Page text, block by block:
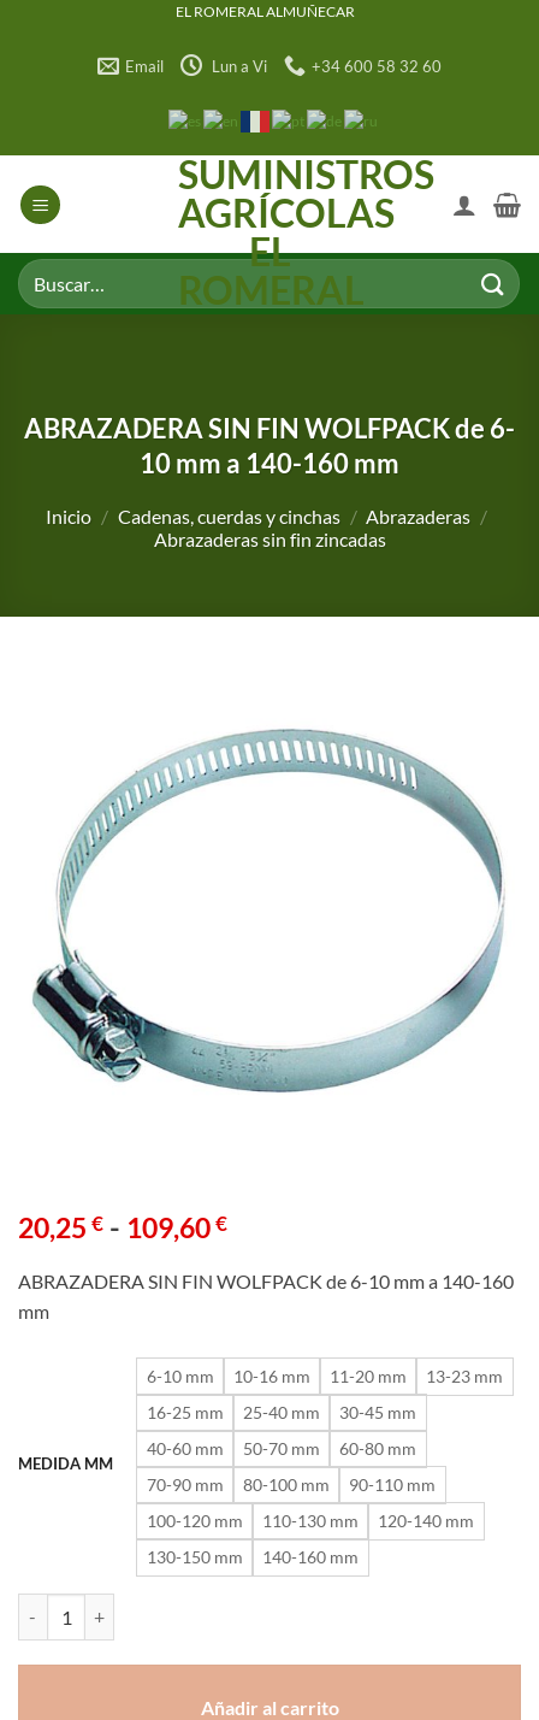
EL ROMERAL ALMUÑECAR
Email Lun a Vi +34 600 58 32 60
SUMINISTROS
AGRÍCOLAS
EL
ROMERAL
Buscar
por:
ABRAZADERA SIN FIN WOLFPACK de 6-
10 mm a 140-160 mm
Inicio / Cadenas, cuerdas y cinchas / Abrazaderas /
Abrazaderas sin fin zincadas
20,25 € - 109,60€Rango
precios:
hasta
109,60 €
ABRAZADERA SIN FIN WOLFPACK de 6-10 mm a 140-160
mm
MEDIDA MM
6-10 mm 10-16 mm 11-20 mm
13-23 mm
16-25 mm
25-40 mm
30-45 mm
40-60 mm
50-70 mm
60-80 mm
70-90 mm
80-100 mm
90-110 mm
100-120 mm
110-130 mm
120-140 mm
130-150 mm
140-160 mm
Añadir al carrito